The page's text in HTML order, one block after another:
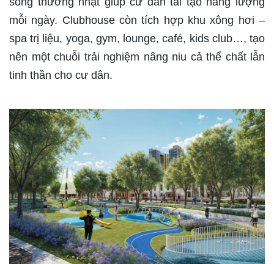
mỗi ngày. Clubhouse còn tích hợp khu xông hơi –
spa trị liệu, yoga, gym, lounge, café, kids club…, tạo
nên một chuỗi trải nghiệm nâng niu cả thể chất lẫn
tinh thần cho cư dân.